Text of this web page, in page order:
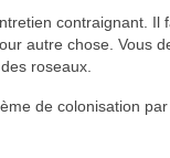
contraignant. Il
autre chose. Vous
roseaux.
de colonisation